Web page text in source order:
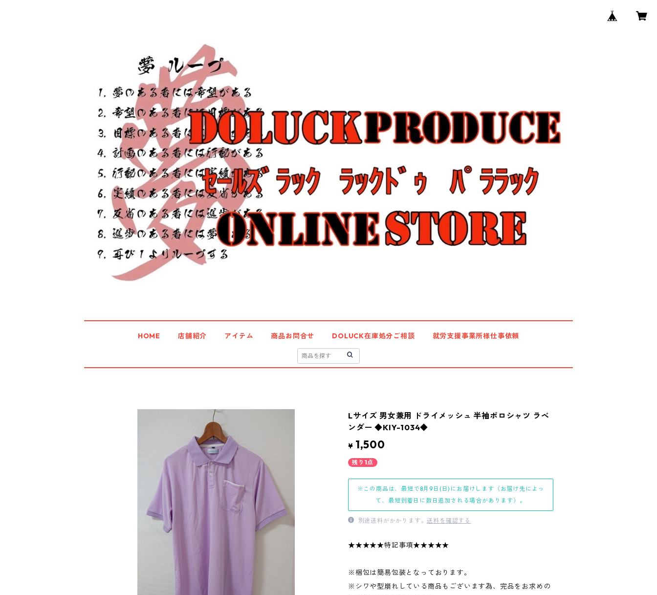
HOME 店舗紹介 アイテム 商品お問合せ DOLUCK在庫処分ご相談 就労支援事業所様仕事依頼
Lサイズ 男女兼用 ドライメッシュ 半袖ポロシャツ ラベ
ンダー ◆KIY-1034◆
¥ 1,500
残り1点
※この商品は、最短で8月9日(日)にお届けします（お届け先によっ
て、最短到着日に数日追加される場合があります）。
別途送料がかかります。送料を確認する
★★★★★特記事項★★★★★
※梱包は簡易包装となっております。
※シワや型崩れしている商品もございます為、完品をお求めの